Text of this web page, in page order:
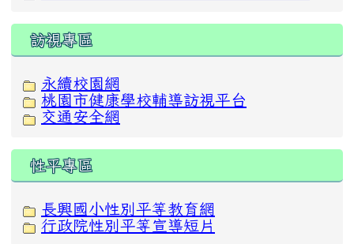
訪視專區
永續校園網
桃園市健康學校輔導訪視平台
交通安全網
性平專區
長興國小性別平等教育網
行政院性別平等宣導短片